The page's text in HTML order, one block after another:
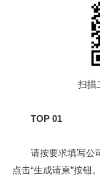
扫描
TOP 01
请按要求填写公司
点击“生成请柬”按钮。